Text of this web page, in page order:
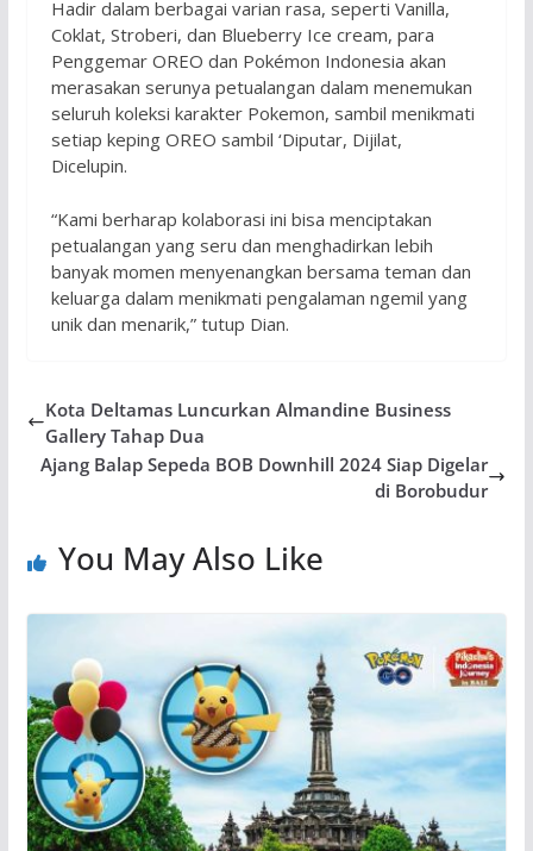
Hadir dalam berbagai varian rasa, seperti Vanilla,
Coklat, Stroberi, dan Blueberry Ice cream, para
Penggemar OREO dan Pokémon Indonesia akan
merasakan serunya petualangan dalam menemukan
seluruh koleksi karakter Pokemon, sambil menikmati
setiap keping OREO sambil ‘Diputar, Dijilat,
Dicelupin.
“Kami berharap kolaborasi ini bisa menciptakan
petualangan yang seru dan menghadirkan lebih
banyak momen menyenangkan bersama teman dan
keluarga dalam menikmati pengalaman ngemil yang
unik dan menarik,” tutup Dian.
Kota Deltamas Luncurkan Almandine Business
Gallery Tahap Dua
Ajang Balap Sepeda BOB Downhill 2024 Siap Digelar
di Borobudur
You May Also Like